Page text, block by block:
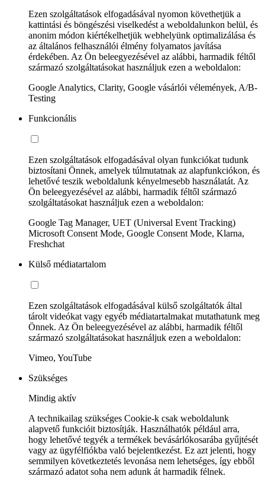
Ezen szolgáltatások elfogadásával nyomon követhetjük a
kattintási és böngészési viselkedést a weboldalunkon belül, és
anonim módon kiértékelhetjük webhelyünk optimalizálása és
az általános felhasználói élmény folyamatos javítása
érdekében. Az Ön beleegyezésével az alábbi, harmadik féltől
származó szolgáltatásokat használjuk ezen a weboldalon:
Google Analytics, Clarity, Google vásárlói vélemények, A/B-
Testing
Funkcionális
Ezen szolgáltatások elfogadásával olyan funkciókat tudunk
biztosítani Önnek, amelyek túlmutatnak az alapfunkciókon, és
lehetővé teszik weboldalunk kényelmesebb használatát. Az
Ön beleegyezésével az alábbi, harmadik féltől származó
szolgáltatásokat használjuk ezen a weboldalon:
Google Tag Manager, UET (Universal Event Tracking)
Microsoft Consent Mode, Google Consent Mode, Klarna,
Freshchat
Külső médiatartalom
Ezen szolgáltatások elfogadásával külső szolgáltatók által
tárolt videókat vagy egyéb médiatartalmakat mutathatunk meg
Önnek. Az Ön beleegyezésével az alábbi, harmadik féltől
származó szolgáltatásokat használjuk ezen a weboldalon:
Vimeo, YouTube
Szükséges
Mindig aktív
A technikailag szükséges Cookie-k csak weboldalunk
alapvető funkcióit biztosítják. Használhatók például arra,
hogy lehetővé tegyék a termékek bevásárlókosarába gyűjtését
vagy az ügyfélfiókba való bejelentkezést. Ez azt jelenti, hogy
semmilyen következtetés levonása nem lehetséges, így ebből
származó adatot soha nem adunk át harmadik félnek.